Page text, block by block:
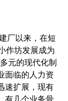
厂以来，在短
作坊发展成为
元的现代化制
面临的人力资
速扩展，现有